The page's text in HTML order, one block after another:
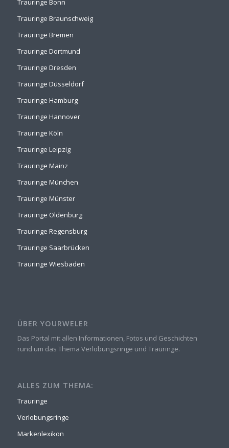
Trauringe Bonn
Trauringe Braunschweig
Trauringe Bremen
Trauringe Dortmund
Trauringe Dresden
Trauringe Düsseldorf
Trauringe Hamburg
Trauringe Hannover
Trauringe Köln
Trauringe Leipzig
Trauringe Mainz
Trauringe München
Trauringe Münster
Trauringe Oldenburg
Trauringe Regensburg
Trauringe Saarbrücken
Trauringe Wiesbaden
ÜBER YOURWELER
Das Portal mit allen Informationen, Fotos und Geschichten
rund um das Thema Verlobungsringe und Trauringe.
ALLES ZUM THEMA:
Trauringe
Verlobungsringe
Markenlexikon